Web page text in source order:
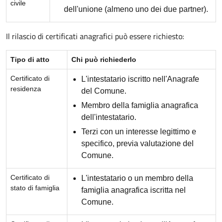
civile
dell'unione (almeno uno dei due partner).
Il rilascio di certificati anagrafici può essere richiesto:
Tipo di atto Chi può richiederlo
Certificato di
residenza
L'intestatario iscritto nell'Anagrafe
del Comune.
Membro della famiglia anagrafica
dell'intestatario.
Terzi con un interesse legittimo e
specifico, previa valutazione del
Comune.
Certificato di
stato di famiglia
L'intestatario o un membro della
famiglia anagrafica iscritta nel
Comune.